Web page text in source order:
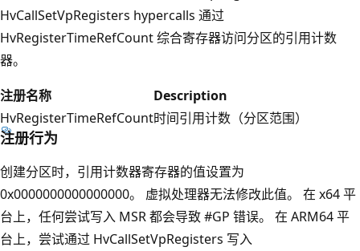
HvCallSetVpRegisters hypercalls 通过
HvRegisterTimeRefCount 综合寄存器访问分区的引用计数
器。
注册名称
Description
HvRegisterTimeRefCount时间引用计数（分区范围）
注册行为
创建分区时，引用计数器寄存器的值设置为
0x0000000000000000。 虚拟处理器无法修改此值。 在 x64 平
台上，任何尝试写入 MSR 都会导致 #GP 错误。 在 ARM64 平
台上，尝试通过 HvCallSetVpRegisters 写入